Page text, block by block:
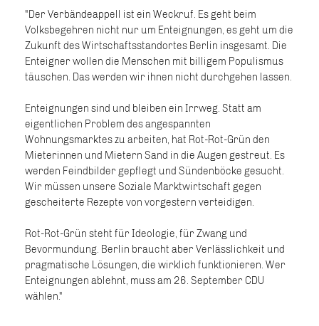
"Der Verbändeappell ist ein Weckruf. Es geht beim
Volksbegehren nicht nur um Enteignungen, es geht um die
Zukunft des Wirtschaftsstandortes Berlin insgesamt. Die
Enteigner wollen die Menschen mit billigem Populismus
täuschen. Das werden wir ihnen nicht durchgehen lassen.
Enteignungen sind und bleiben ein Irrweg. Statt am
eigentlichen Problem des angespannten
Wohnungsmarktes zu arbeiten, hat Rot-Rot-Grün den
Mieterinnen und Mietern Sand in die Augen gestreut. Es
werden Feindbilder gepflegt und Sündenböcke gesucht.
Wir müssen unsere Soziale Marktwirtschaft gegen
gescheiterte Rezepte von vorgestern verteidigen.
Rot-Rot-Grün steht für Ideologie, für Zwang und
Bevormundung. Berlin braucht aber Verlässlichkeit und
pragmatische Lösungen, die wirklich funktionieren. Wer
Enteignungen ablehnt, muss am 26. September CDU
wählen."